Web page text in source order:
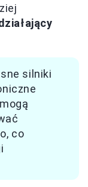
silniki
co